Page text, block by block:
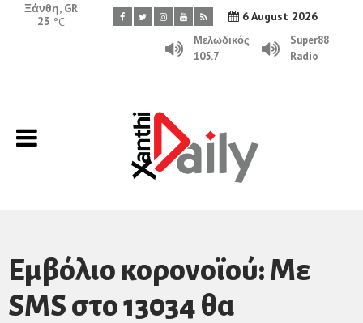
6 August 2026
Ξάνθη, GR
23 °C
Μελωδικός
105.7
Super88
Radio
Εμβόλιο κορονοϊού: Με
SMS στο 13034 θα